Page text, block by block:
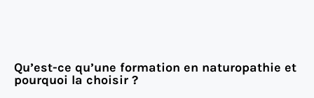
Qu’est-ce qu’une formation en naturopathie et
pourquoi la choisir ?